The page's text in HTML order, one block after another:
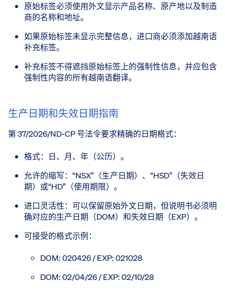
原始标签必须使用外文显示产品名称、原产地以及制造
商的名称和地址。
如果原始标签未显示完整信息，进口商必须添加越南语
补充标签。
补充标签不得遮挡原始标签上的强制性信息，并应包含
强制性内容的所有越南语翻译。
生产日期和失效日期指南
第 37/2026/ND-CP 号法令要求精确的日期格式：
格式：日、月、年（公历）。
允许的缩写：“NSX”（生产日期）、“HSD”（失效日
期）或“HD”（使用期限）。
进口灵活性：可以保留原始外文日期，但说明书必须明
确对应的生产日期（DOM）和失效日期（EXP）。
可接受的格式示例：
DOM: 020426 / EXP: 021028
DOM: 02/04/26 / EXP: 02/10/28